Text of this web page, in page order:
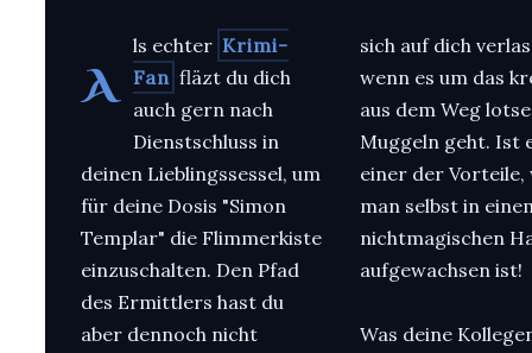
A
ls echter Krimi-
Fan fläzt du dich
auch gern nach
Dienstschluss in
deinen Lieblingssessel, um
für deine Dosis "Simon
Templar" die Flimmerkiste
einzuschalten. Den Pfad
des Ermittlers hast du
aber dennoch nicht
sich auf dich
wenn es um das
aus dem Weg
Muggeln geht. Ist
einer der Vorteile,
man selbst in
nichtmagischen
aufgewachsen ist!
Was deine